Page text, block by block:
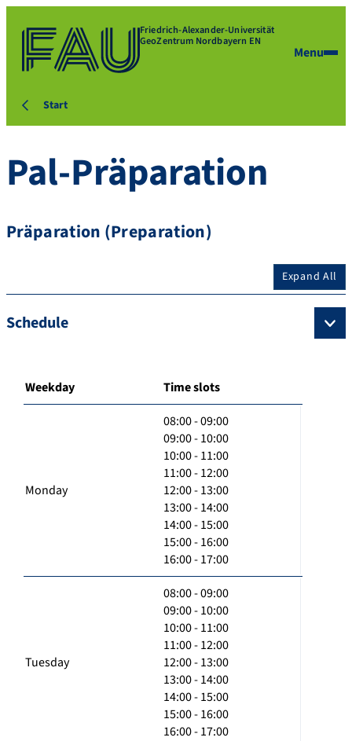
Friedrich-Alexander-Universität
GeoZentrum Nordbayern EN
Menu
Start
Pal-Präparation
Präparation (Preparation)
Expand All
Schedule
Weekday Time slots
Monday
08:00 - 09:00
09:00 - 10:00
10:00 - 11:00
11:00 - 12:00
12:00 - 13:00
13:00 - 14:00
14:00 - 15:00
15:00 - 16:00
16:00 - 17:00
Tuesday
08:00 - 09:00
09:00 - 10:00
10:00 - 11:00
11:00 - 12:00
12:00 - 13:00
13:00 - 14:00
14:00 - 15:00
15:00 - 16:00
16:00 - 17:00